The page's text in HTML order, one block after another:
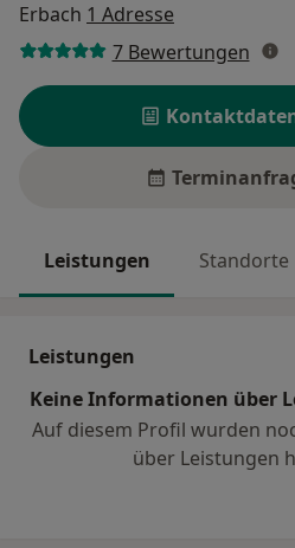
Erbach 1 Adresse
7 Bewertungen
Leistungen Standorte
Leistungen
Keine Informationen über
Auf diesem Profil wurden
über Leistungen